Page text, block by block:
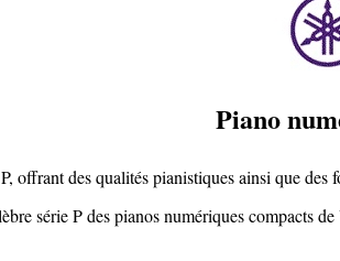
Piano
offrant des qualités pianistiques ainsi que
série P des pianos numériques compacts